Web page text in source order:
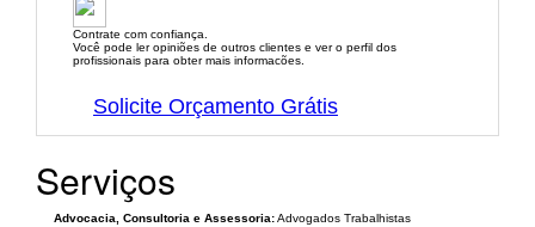
Contrate com confiança.
Você pode ler opiniões de outros clientes e ver o perfil dos
profissionais para obter mais informacões.
Solicite Orçamento Grátis
Serviços
Advocacia, Consultoria e Assessoria:Advogados Trabalhistas